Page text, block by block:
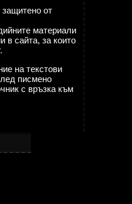
от
материали
в сайта, за които
на текстови
писмено
с връзка към